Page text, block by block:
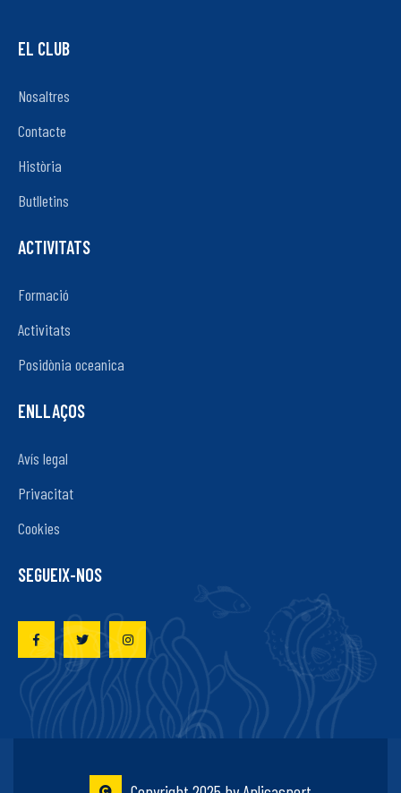
EL CLUB
Nosaltres
Contacte
Història
Butlletins
ACTIVITATS
Formació
Activitats
Posidònia oceanica
ENLLAÇOS
Avís legal
Privacitat
Cookies
SEGUEIX-NOS